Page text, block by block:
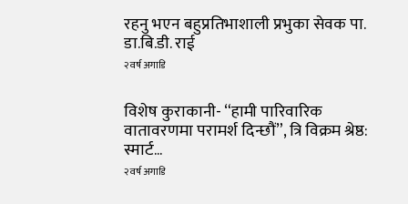
रहनु भएन बहुप्रतिभाशाली प्रभुका सेवक पा.
डा.बि.डी. राई
२ वर्ष अगाडि
विशेष कुराकानी- “हामी पारिवारिक
वातावरणमा परामर्श दिन्छौं”, त्रि विक्रम श्रेष्ठ:
स्मार्ट...
२ वर्ष अगाडि